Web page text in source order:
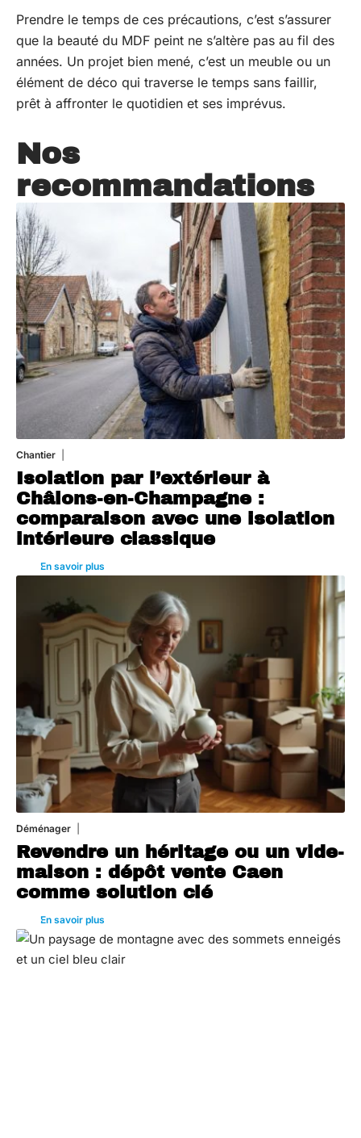
Prendre le temps de ces précautions, c’est s’assurer
que la beauté du MDF peint ne s’altère pas au fil des
années. Un projet bien mené, c’est un meuble ou un
élément de déco qui traverse le temps sans faillir,
prêt à affronter le quotidien et ses imprévus.
Nos
recommandations
Chantier
Isolation par l’extérieur à
Châlons-en-Champagne :
comparaison avec une isolation
intérieure classique
En savoir plus
Déménager
Revendre un héritage ou un vide-
maison : dépôt vente Caen
comme solution clé
En savoir plus